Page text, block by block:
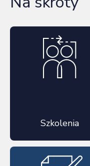
Szkolenia